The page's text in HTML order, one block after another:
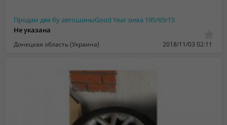
Продам две бу автошиныGood Year зима 195/65r15
Не указана
Донецкая область (Украина) 2018/11/03 02:11